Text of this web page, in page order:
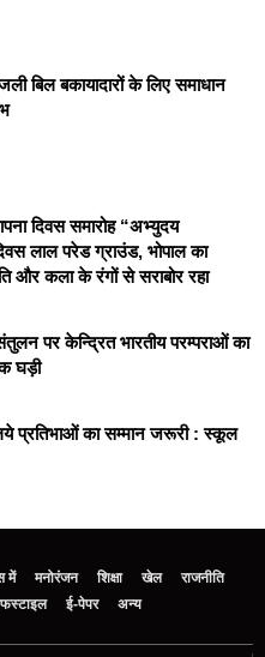
बिल बकायादारों के लिए समाधान
दिवस समारोह “अभ्युदय
लाल परेड ग्राउंड, भोपाल का
और कला के रंगों से सराबोर रहा
पर केन्द्रित भारतीय परम्पराओं का
घड़ी
प्रतिभाओं का सम्मान जरूरी : स्कूल
में मनोरंजन शिक्षा खेल
राजनीति
ई-पेपर अन्य